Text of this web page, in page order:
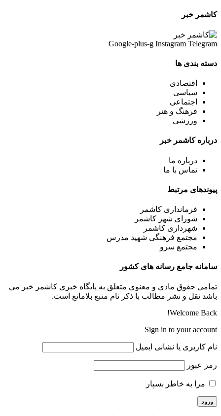
کاشمر خبر
Google-plus-g Instagram Telegram
دسته بندی ها
اقتصادی
سیاسی
اجتماعی
فرهنگ و هنر
ورزشی
درباره کاشمر خبر
درباره ما
تماس با ما
پیوندهای مرتبط
فرمانداری کاشمر
شورای شهر کاشمر
شهرداری کاشمر
مجتمع فرهنگی شهید مدرس
مجتمع سرو
سامانه جامع رسانه های کشور
تمامی حقوق مادی و معنوی متعلق به پایگاه خبری کاشمر خبر می
باشد نقل و نشر مطالب با ذکر نام منبع بلامانع است.
Welcome Back!
Sign in to your account
نام کاربری یا نشانی ایمیل
رمز عبور
مرا به خاطر بسپار